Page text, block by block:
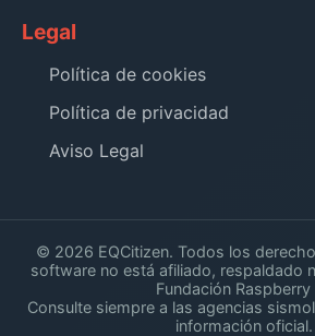
Legal
Política de cookies
Política de privacidad
Aviso Legal
© 2026 EQCitizen. Todos los
software no está afiliado, respaldado
Fundación Raspberry
Consulte siempre a las agencias
información oficial.